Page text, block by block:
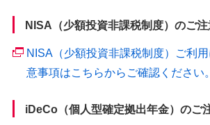
NISA（少額投資非課税制度）のご
NISA（少額投資非課税制度）ご利
意事項はこちらからご確認ください。
iDeCo（個人型確定拠出年金）のご